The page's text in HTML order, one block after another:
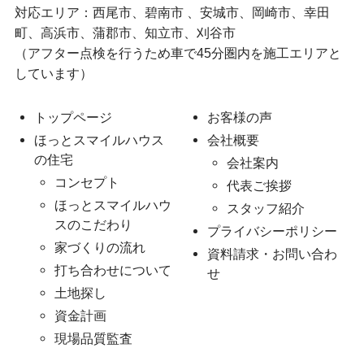
対応エリア：西尾市、碧南市 、安城市、岡崎市、幸田
町、高浜市、蒲郡市、知立市、刈谷市
（アフター点検を行うため車で45分圏内を施工エリアと
しています）
トップページ
ほっとスマイルハウス
の住宅
コンセプト
ほっとスマイルハウ
スのこだわり
家づくりの流れ
打ち合わせについて
土地探し
資金計画
現場品質監査
お客様の声
会社概要
会社案内
代表ご挨拶
スタッフ紹介
プライバシーポリシー
資料請求・お問い合わ
せ